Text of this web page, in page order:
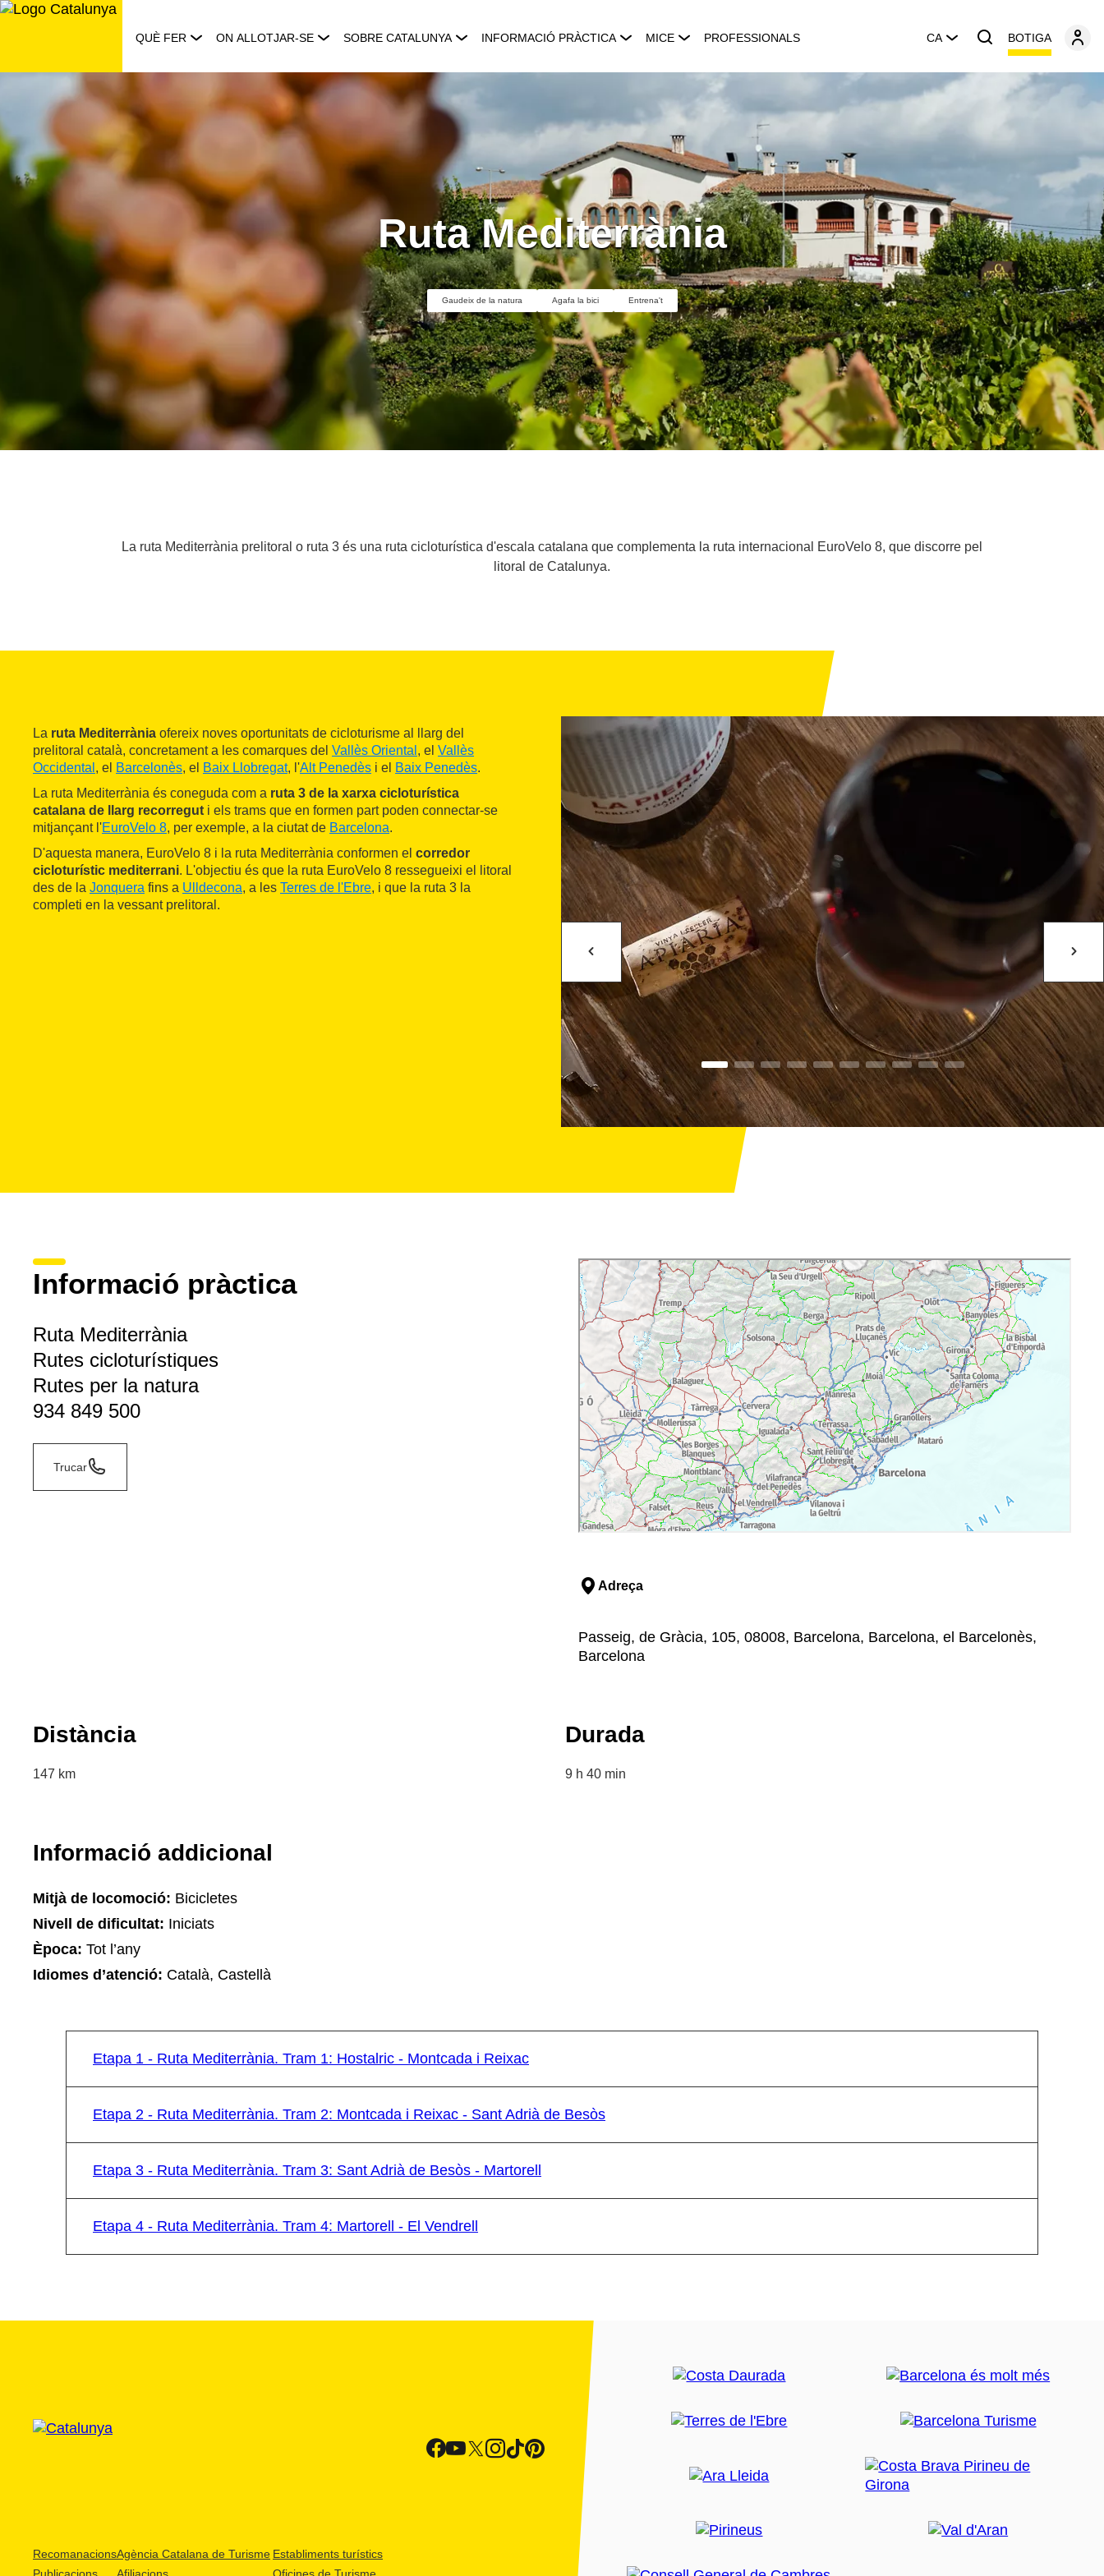
Saltar
QUÈ FER ON ALLOTJAR-SE SOBRE CATALUNYA INFORMACIÓ PRÀCTICA MICE PROFESSIONALS CA BOTIGA
Ruta Mediterrània
Gaudeix de la natura Agafa la bici Entrena't
La ruta Mediterrània prelitoral o ruta 3 és una ruta cicloturística d'escala catalana que complementa la ruta internacional EuroVelo 8, que discorre pel
litoral de Catalunya.
La ruta Mediterrània ofereix noves oportunitats de cicloturisme al llarg del
prelitoral català, concretament a les comarques del Vallès Oriental , el Vallès
Occidental , el Barcelonès, el Baix Llobregat, l'Alt Penedès i el Baix Penedès.
La ruta Mediterrània és coneguda com a ruta 3 de la xarxa cicloturística
catalana de llarg recorregut i els trams que en formen part poden connectar-se
mitjançant l'EuroVelo 8, per exemple, a la ciutat de Barcelona.
D'aquesta manera, EuroVelo 8 i la ruta Mediterrània conformen el corredor
cicloturístic mediterrani. L'objectiu és que la ruta EuroVelo 8 ressegueixi el litoral
des de la Jonquera fins a Ulldecona, a les Terres de l'Ebre, i que la ruta 3 la
completi en la vessant prelitoral.
Informació pràctica
Ruta Mediterrània
Rutes cicloturístiques
Rutes per la natura
934 849 500
Trucar
Adreça
Passeig, de Gràcia, 105, 08008, Barcelona, Barcelona, el Barcelonès,
Barcelona
Distància
147 km
Durada
9 h 40 min
Informació addicional
Mitjà de locomoció: Bicicletes
Nivell de dificultat: Iniciats
Època: Tot l’any
Idiomes d’atenció: Català, Castellà
Etapa 1 - Ruta Mediterrània. Tram 1: Hostalric - Montcada i Reixac
Etapa 2 - Ruta Mediterrània. Tram 2: Montcada i Reixac - Sant Adrià de Besòs
Etapa 3 - Ruta Mediterrània. Tram 3: Sant Adrià de Besòs - Martorell
Etapa 4 - Ruta Mediterrània. Tram 4: Martorell - El Vendrell
RecomanacionsAgència Catalana de Turisme Establiments turístics